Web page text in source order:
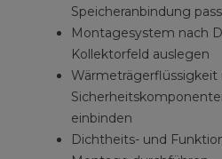
Speicheranbindung
Montagesystem nach
Kollektorfeld auslegen
Wärmeträgerflüssigkeit
einbinden
Dichtheits- und